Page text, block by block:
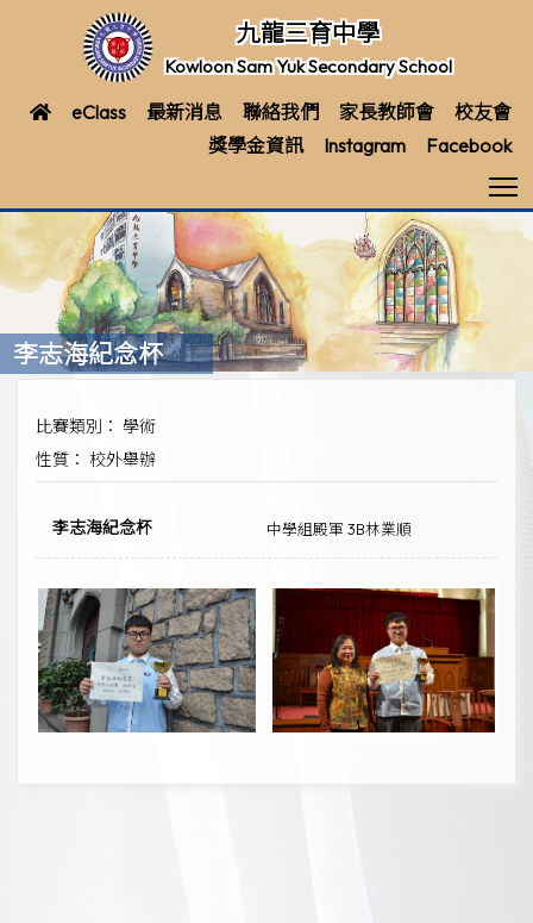
九龍三育中學
Kowloon Sam Yuk Secondary School
eClass 最新消息 聯絡我們 家長教師會
校友會
獎學金資訊
Instagram Facebook
李志海紀念杯
比賽類別： 學術
性質： 校外舉辦
李志海紀念杯 中學組殿軍 3B林業順